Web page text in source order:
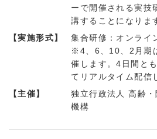
ーで開催される実技
講することになりま
【実施形式】
集合研修：オンライ
※4、6、10、2月期
催します。4日間と
てリアルタイム配信
【主催】
独立行政法人 高齢
機構